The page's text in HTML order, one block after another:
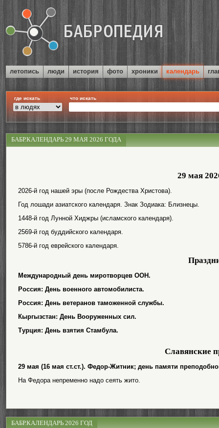
летопись люди история фото хроники календарь
где искать что искать
БАБР.КАЛЕНДАРЬ 29 МАЯ 2026 ГОДА
29 мая
2026-й год нашей эры (после Рождества Христова).
Год лошади азиатского календаря. Знак Зодиака: Близнецы.
1448-й год Лунной Хиджры (исламского календаря).
2569-й год буддийского календаря.
5786-й год еврейского календаря.
Международный день миротворцев ООН.
Россия: День военного автомобилиста.
Россия: День ветеранов таможенной службы.
Кыргызстан: День Вооруженных сил.
Турция: День взятия Стамбула.
Славянские
29 мая (16 мая ст.ст.). Федор-Житник; день памяти
На Федора непременно надо сеять жито.
БАБР.КАЛЕНДАРЬ 2026 ГОД